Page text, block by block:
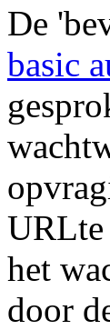
De
basic
URLte
het
door